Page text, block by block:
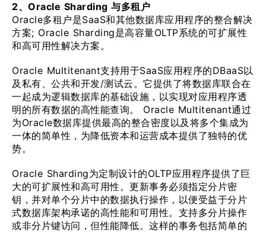
2、Oracle Sharding 与多租户
Oracle多租户是SaaS和其他数据库应用程序的整合解决
方案; Oracle Sharding是高容量OLTP系统的可扩展性
和高可用性解决方案。
Oracle Multitenant支持用于SaaS应用程序的DBaaS以
及私有、公共和开发/测试云。它提供了将数据库联合在
一起成为逻辑数据库的基础设施，以实现对应用程序透
明的所有数据的高性能查询。 Oracle Multitenant通过
为Oracle数据库提供最高的整合密度以及将多个集成为
一体的简单性，为降低资本和运营成本提供了独特的优
势。
Oracle Sharding为定制设计的OLTP应用程序提供了巨
大的可扩展性和高可用性。更新事务必须指定分片密
钥，并对单个分片中的数据执行操作，以便受益于分片
式数据库架构承诺的高性能和可用性。支持多分片操作
或非分片键访问，但性能降低。这样的事务包括简单的